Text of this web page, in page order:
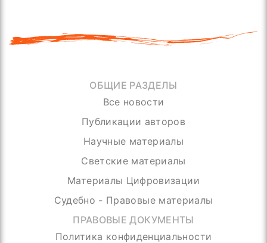
ОБЩИЕ РАЗДЕЛЫ
Все новости
Публикации авторов
Научные материалы
Светские материалы
Материалы Цифровизации
Судебно - Правовые материалы
ПРАВОВЫЕ ДОКУМЕНТЫ
Политика конфиденциальности